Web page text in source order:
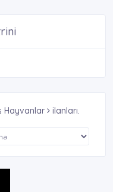
Hayvanlar ilanları.